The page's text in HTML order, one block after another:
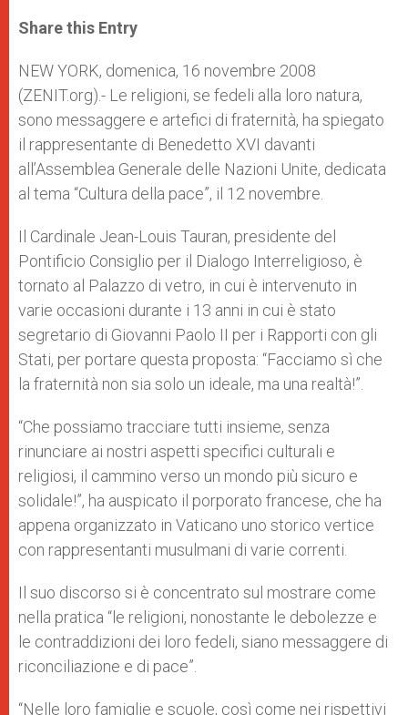
t
s
p
p
s
e
g
e
r
e
b
o
k
r
Share this Entry
NEW YORK, domenica, 16 novembre 2008
(ZENIT.org).- Le religioni, se fedeli alla loro natura,
sono messaggere e artefici di fraternità, ha spiegato
il rappresentante di Benedetto XVI davanti
all’Assemblea Generale delle Nazioni Unite, dedicata
al tema “Cultura della pace”, il 12 novembre.
Il Cardinale Jean-Louis Tauran, presidente del
Pontificio Consiglio per il Dialogo Interreligioso, è
tornato al Palazzo di vetro, in cui è intervenuto in
varie occasioni durante i 13 anni in cui è stato
segretario di Giovanni Paolo II per i Rapporti con gli
Stati, per portare questa proposta: “Facciamo sì che
la fraternità non sia solo un ideale, ma una realtà!”.
“Che possiamo tracciare tutti insieme, senza
rinunciare ai nostri aspetti specifici culturali e
religiosi, il cammino verso un mondo più sicuro e
solidale!”, ha auspicato il porporato francese, che ha
appena organizzato in Vaticano uno storico vertice
con rappresentanti musulmani di varie correnti.
Il suo discorso si è concentrato sul mostrare come
nella pratica “le religioni, nonostante le debolezze e
le contraddizioni dei loro fedeli, siano messaggere di
riconciliazione e di pace”.
“Nelle loro famiglie e scuole, così come nei rispettivi